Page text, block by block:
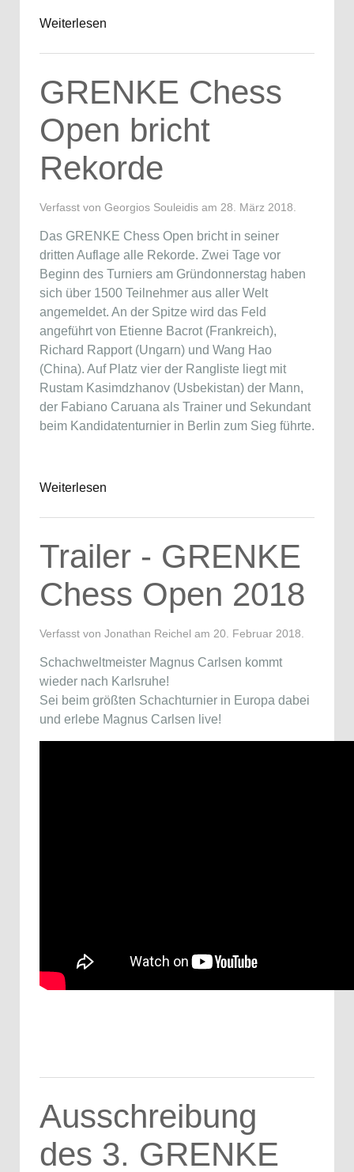
Weiterlesen
GRENKE Chess
Open bricht
Rekorde
Verfasst von Georgios Souleidis am 28. März 2018
Das GRENKE Chess Open bricht in seiner
dritten Auflage alle Rekorde. Zwei Tage vor
Beginn des Turniers am Gründonnerstag haben
sich über 1500 Teilnehmer aus aller Welt
angemeldet. An der Spitze wird das Feld
angeführt von Etienne Bacrot (Frankreich),
Richard Rapport (Ungarn) und Wang Hao
(China). Auf Platz vier der Rangliste liegt mit
Rustam Kasimdzhanov (Usbekistan) der Mann,
der Fabiano Caruana als Trainer und Sekundant
beim Kandidatenturnier in Berlin zum Sieg führte.
Weiterlesen
Trailer - GRENKE
Chess Open 2018
Verfasst von Jonathan Reichel am 20. Februar 2018
Schachweltmeister Magnus Carlsen kommt
wieder nach Karlsruhe!
Sei beim größten Schachturnier in Europa dabei
und erlebe Magnus Carlsen live!
Ausschreibung
des 3. GRENKE